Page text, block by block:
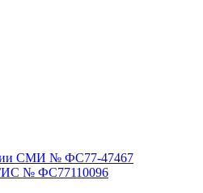
СМИ № ФС77-47467
№ ФС77110096